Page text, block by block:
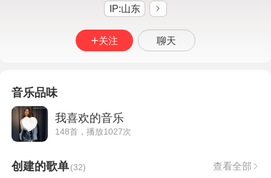
IP:山东
关注 聊天
音乐品味
我喜欢的音乐
148首，播放1027次
创建的歌单(32) 查看全部